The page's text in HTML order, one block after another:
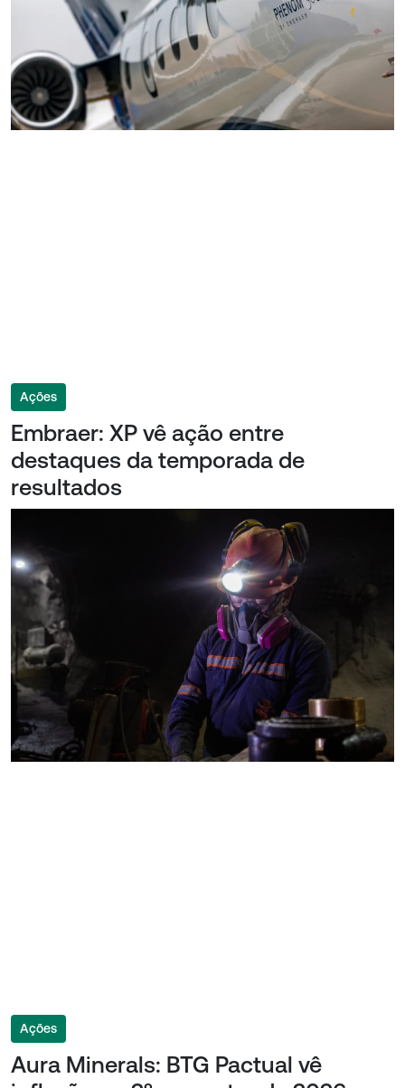
Ações
Embraer: XP vê ação entre
destaques da temporada de
resultados
Ações
Aura Minerals: BTG Pactual vê